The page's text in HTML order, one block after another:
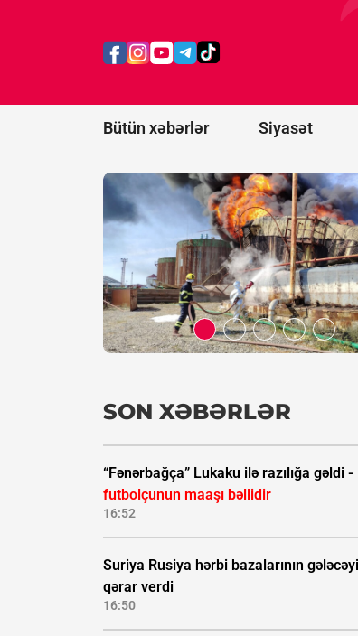
Bütün xəbərlər Siyasət
rayonunda
FOTO/VİDEO
SON XƏBƏRLƏR
“Fənərbağça” Lukaku ilə razılığa gəldi -
futbolçunun maaşı bəllidir
16:52
Suriya Rusiya hərbi bazalarının
qərar verdi
16:50